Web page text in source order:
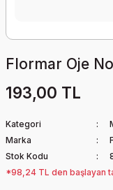
Flormar Oje
193,00 TL
Kategori
Marka
Stok Kodu
*98,24 TL den başlayan